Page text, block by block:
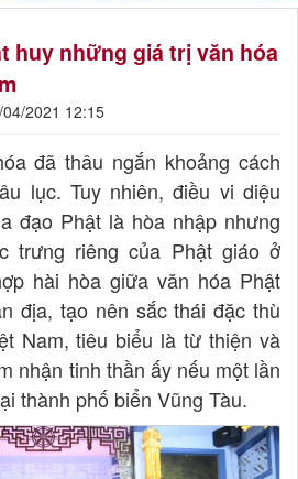
huy những giá trị văn hóa
2021 12:15
đã thâu ngắn khoảng cách
lục. Tuy nhiên, điều vi diệu
đạo Phật là hòa nhập nhưng
trưng riêng của Phật giáo ở
hài hòa giữa văn hóa Phật
địa, tạo nên sắc thái đặc thù
Nam, tiêu biểu là từ thiện và
nhận tinh thần ấy nếu một lần
thành phố biển Vũng Tàu.